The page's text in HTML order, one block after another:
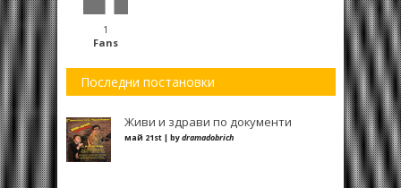
1
Fans
Последни постановки
Живи и здрави по документи
май 21st | bydramadobrich